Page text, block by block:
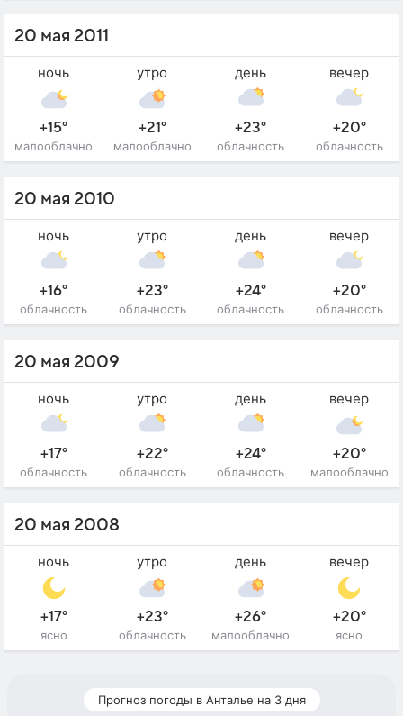
20 мая 2011
ночь
+15°
малооблачно
утро
+21°
малооблачно
день
+23°
облачность
вечер
+20°
облачность
20 мая 2010
ночь
+16°
облачность
утро
+23°
облачность
день
+24°
облачность
вечер
+20°
облачность
20 мая 2009
ночь
+17°
облачность
утро
+22°
облачность
день
+24°
облачность
вечер
+20°
малооблачно
20 мая 2008
ночь
+17°
ясно
утро
+23°
облачность
день
+26°
малооблачно
вечер
+20°
ясно
Прогноз погоды в Анталье на 3 дня